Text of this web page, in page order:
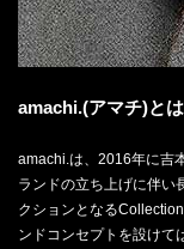
amachi.(アマチ)とは
amachi.は、2016年に吉
ランドの立ち上げに伴い
クションとなる
ンドコンセプトを設けて